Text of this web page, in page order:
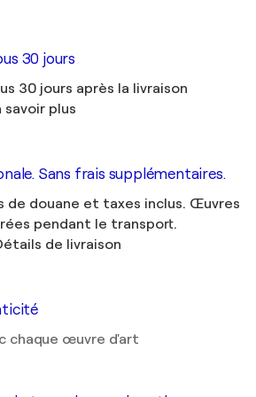
30 jours
30 jours après la livraison
savoir plus
Sans frais supplémentaires.
de douane et taxes inclus. Œuvres
pendant le transport.
de livraison
chaque œuvre d'art